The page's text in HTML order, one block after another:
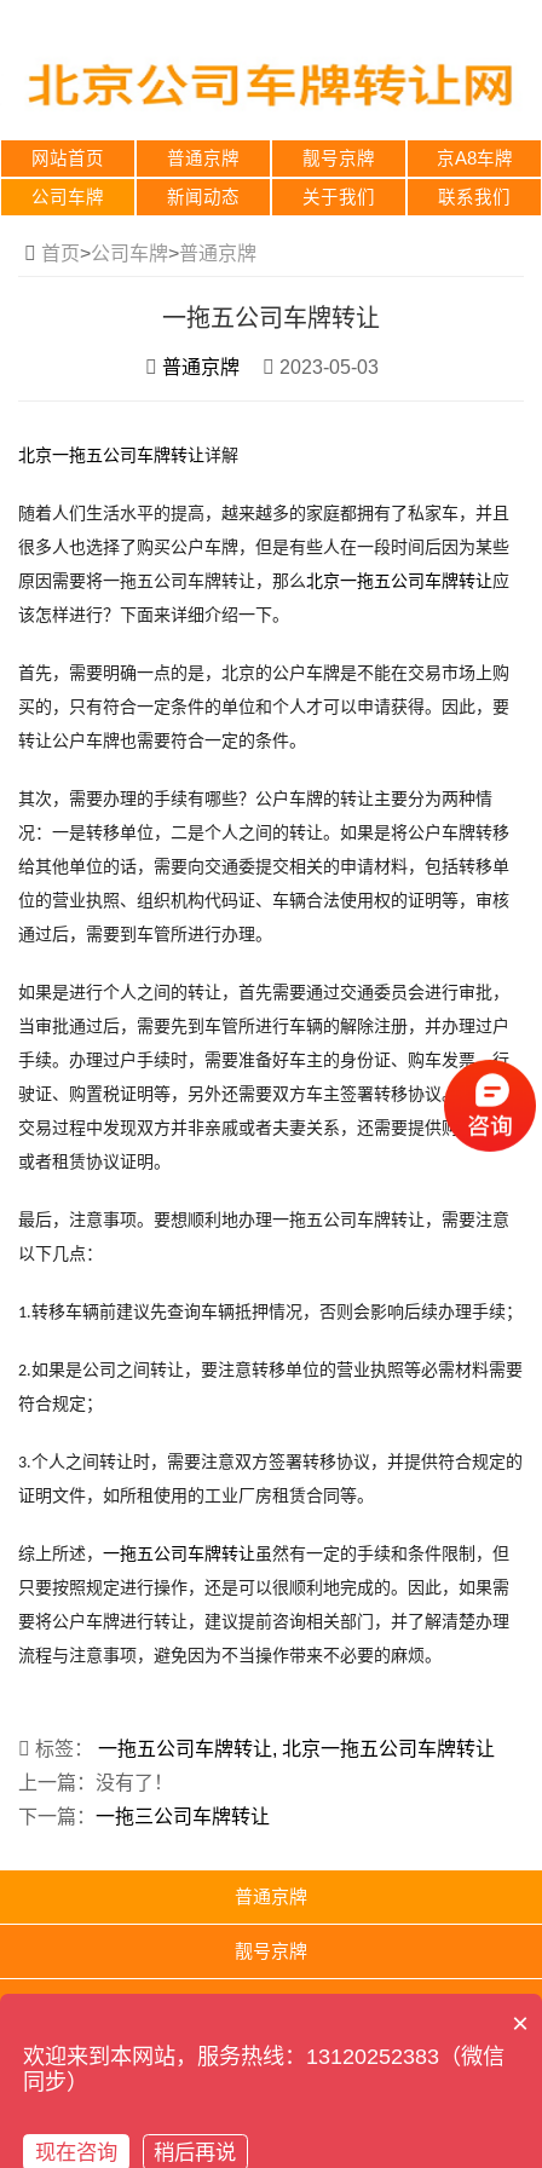
网站首页 普通京牌 靓号京牌
京A8车牌
公司车牌
新闻动态 关于我们 联系我们
首页>公司车牌>普通京牌
一拖五公司车牌转让
普通京牌 2023-05-03
北京一拖五公司车牌转让详解
随着人们生活水平的提高，越来越多的家庭都拥有了私家车，并且
很多人也选择了购买公户车牌，但是有些人在一段时间后因为某些
原因需要将一拖五公司车牌转让 ，那么北京一拖五公司车牌转让应
该怎样进行？下面来详细介绍一下。
首先，需要明确一点的是，北京的公户车牌是不能在交易市场上购
买的，只有符合一定条件的单位和个人才可以申请获得。因此，要
转让公户车牌也需要符合一定的条件。
其次，需要办理的手续有哪些？公户车牌的转让主要分为两种情
况：一是转移单位，二是个人之间的转让。如果是将公户车牌转移
给其他单位的话，需要向交通委提交相关的申请材料，包括转移单
位的营业执照、组织机构代码证、车辆合法使用权的证明等，审核
通过后，需要到车管所进行办理。
如果是进行个人之间的转让，首先需要通过交通委员会进行审批，
当审批通过后，需要先到车管所进行车辆的解除注册，并办理过户
手续。办理过户手续时，需要准备好车主的身份证、购车发票、行
驶证、购置税证明等，另外还需要双方车主签署转移协议。如果在
交易过程中发现双方并非亲戚或者夫妻关系，还需要提供购房合同
或者租赁协议证明。
最后，注意事项。要想顺利地办理一拖五公司车牌转让 ，需要注意
以下几点：
1.转移车辆前建议先查询车辆抵押情况，否则会影响后续办理手续；
2.如果是公司之间转让，要注意转移单位的营业执照等必需材料需要
符合规定；
3.个人之间转让时，需要注意双方签署转移协议，并提供符合规定的
证明文件，如所租使用的工业厂房租赁合同等。
综上所述， 一拖五公司车牌转让 虽然有一定的手续和条件限制，但
只要按照规定进行操作，还是可以很顺利地完成的。因此，如果需
要将公户车牌进行转让，建议提前咨询相关部门，并了解清楚办理
流程与注意事项，避免因为不当操作带来不必要的麻烦。
标签： 一拖五公司车牌转让 北京一拖五公司车牌转让
上一篇：没有了！
下一篇： 一拖三公司车牌转让
普通京牌
靓号京牌
北京公司车牌转让网 版权所有 Copyright © 2023 本站内容如有侵权,请联系客服删
×
欢迎来到本网站，服务热线：13120252383（微信
同步）
现在咨询 稍后再说